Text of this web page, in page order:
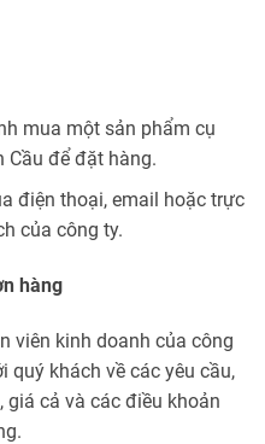
mua một sản phẩm cụ
Cầu để đặt hàng.
điện thoại, email hoặc trực
của công ty.
hàng
viên kinh doanh của công
quý khách về các yêu cầu,
cả và các điều khoản